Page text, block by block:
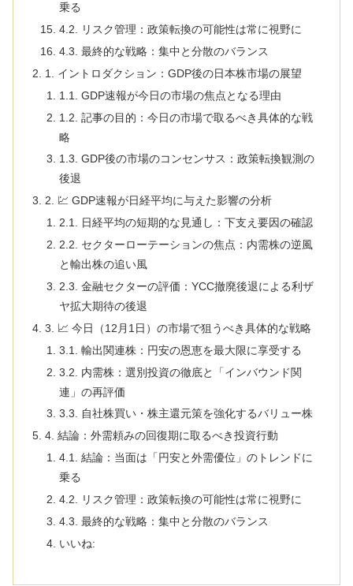
乗る
4.2. リスク管理：政策転換の可能性は常に視野に
4.3. 最終的な戦略：集中と分散のバランス
1. イントロダクション：GDP後の日本株市場の展望
1.1. GDP速報が今日の市場の焦点となる理由
1.2. 記事の目的：今日の市場で取るべき具体的な戦
略
1.3. GDP後の市場のコンセンサス：政策転換観測の
後退
2. 💹 GDP速報が日経平均に与えた影響の分析
2.1. 日経平均の短期的な見通し：下支え要因の確認
2.2. セクターローテーションの焦点：内需株の逆風
と輸出株の追い風
2.3. 金融セクターの評価：YCC撤廃後退による利ザ
ヤ拡大期待の後退
3. 📈 今日（12月1日）の市場で狙うべき具体的な戦略
3.1. 輸出関連株：円安の恩恵を最大限に享受する
3.2. 内需株：選別投資の徹底と「インバウンド関
連」の再評価
3.3. 自社株買い・株主還元策を強化するバリュー株
4. 結論：外需頼みの回復期に取るべき投資行動
4.1. 結論：当面は「円安と外需優位」のトレンドに
乗る
4.2. リスク管理：政策転換の可能性は常に視野に
4.3. 最終的な戦略：集中と分散のバランス
いいね: